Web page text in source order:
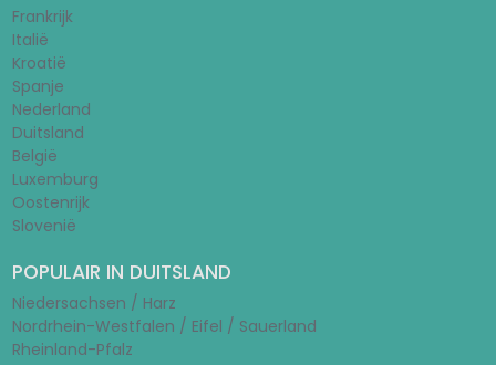
Frankrijk
Italië
Kroatië
Spanje
Nederland
Duitsland
België
Luxemburg
Oostenrijk
Slovenië
POPULAIR IN DUITSLAND
Niedersachsen / Harz
Nordrhein-Westfalen / Eifel / Sauerland
Rheinland-Pfalz